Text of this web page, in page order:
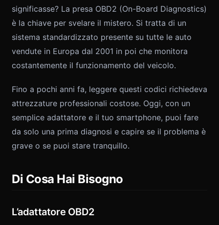
significasse? La presa OBD2 (On-Board Diagnostics)
è la chiave per svelare il mistero. Si tratta di un
sistema standardizzato presente su tutte le auto
vendute in Europa dal 2001 in poi che monitora
costantemente il funzionamento del veicolo.
Fino a pochi anni fa, leggere questi codici richiedeva
attrezzature professionali costose. Oggi, con un
semplice adattatore e il tuo smartphone, puoi fare
da solo una prima diagnosi e capire se il problema è
grave o se puoi stare tranquillo.
Di Cosa Hai Bisogno
L’adattatore OBD2